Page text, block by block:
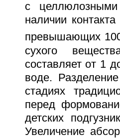
с
наличии
превышающих
сухого
составляет от 1
воде.
стадиях
перед
детских
Увеличение